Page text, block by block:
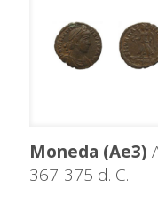
Moneda (Ae3)
367-375 d. C.